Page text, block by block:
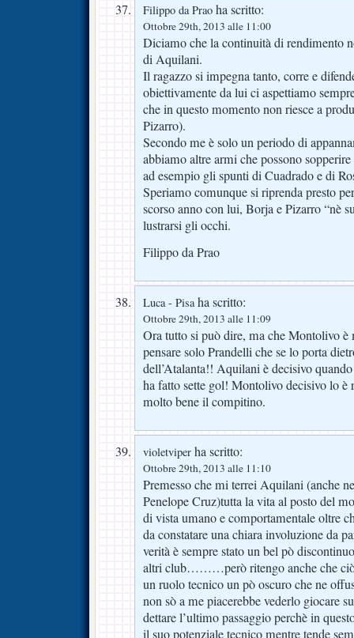
Filippo da Prao ha scritto:
Ottobre 29th, 2013 alle 11:00
Diciamo che la continuità di rendimento
di Aquilani.
Il ragazzo si impegna tanto, corre e
obiettivamente da lui ci aspettiamo
che in questo momento non riesce a
Pizarro).
Secondo me è solo un periodo di
abbiamo altre armi che possono
ad esempio gli spunti di Cuadrado e di
Speriamo comunque si riprenda presto
scorso anno con lui, Borja e Pizarro “nè
lustrarsi gli occhi.
Filippo da Prao
Luca - Pisaha scritto:
Ottobre 29th, 2013 alle 11:09
Ora tutto si può dire, ma che Montolivo
pensare solo Prandelli che se lo porta
dell’Atalanta!! Aquilani è decisivo
ha fatto sette gol! Montolivo decisivo lo è
molto bene il compitino.
violetviper ha scritto:
Ottobre 29th, 2013 alle 11:10
Premesso che mi terrei Aquilani (anche
Penelope Cruz)tutta la vita al posto del
di vista umano e comportamentale oltre
da constatare una chiara involuzione da
verità è sempre stato un bel pò
altri club………però ritengo anche che ciò
un ruolo tecnico un pò oscuro che ne
non sò a me piacerebbe vederlo giocare
dettare l’ultimo passaggio perchè in
il suo potenziale tecnico mentre tende